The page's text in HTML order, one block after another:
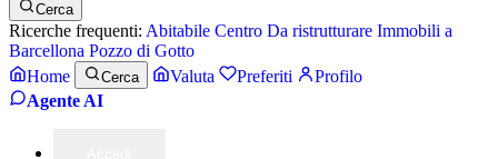
Cerca
Ricerche frequenti: Abitabile Centro Da ristrutturare Immobili a
Barcellona Pozzo di Gotto
Home
Cerca Valuta Preferiti
Profilo
Agente AI